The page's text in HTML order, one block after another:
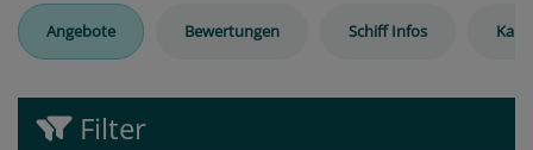
Angebote Bewertungen Schiff Infos
Filter